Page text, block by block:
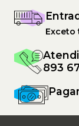
Exceto
893